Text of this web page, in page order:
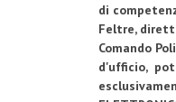
di
Feltre,
Comando
d'ufficio,